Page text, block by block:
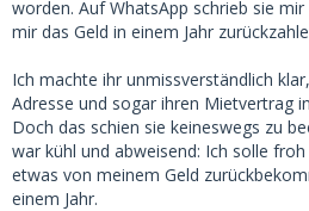
worden. Auf WhatsApp schrieb sie
mir das Geld in einem Jahr
Ich machte ihr unmissverständlich
Adresse und sogar ihren Mietvertrag
Doch das schien sie keineswegs zu
war kühl und abweisend: Ich solle
etwas von meinem Geld
einem Jahr.